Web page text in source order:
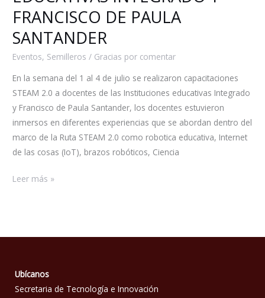
FRANCISCO DE PAULA
SANTANDER
Eventos, Semilleros / Gracias por comentar
En la semana del 1 al 4 de julio se realizaron capacitaciones
STEAM 2.0 a docentes de las Instituciones educativas Integrado
y Francisco de Paula Santander, los docentes estuvieron
inmersos en diferentes experiencias que se abordan dentro del
marco de la Ruta STEAM 2.0 como robotica educativa, Internet
de las cosas (IoT), brazos robóticos, Ciencia
DE
PAULA
SANTANDER
Leer más »
Ubícanos
Secretaria de Tecnología e Innovación